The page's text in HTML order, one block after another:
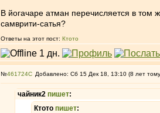
В йогачаре атман перечисляется в том
самврити-сатья?
Ответы на этот пост: Ктото
№461724 Добавлено: Сб 15 Дек 18, 13:10 (8 лет
чайник2 пишет:
Ктото пишет: